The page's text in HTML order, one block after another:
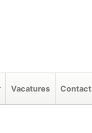
Vacatures Contact